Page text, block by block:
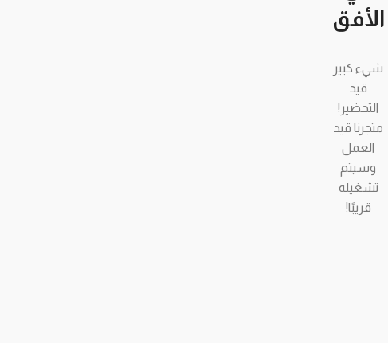
الأفق
شيء كبير
قيد
التحضير!
متجرنا قيد
العمل
وسيتم
تشغيله
قريبًا!